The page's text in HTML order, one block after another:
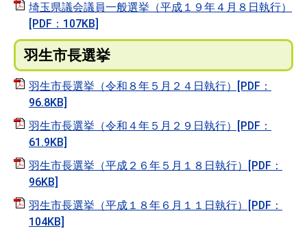
埼玉県議会議員一般選挙（平成１９年４月８日執行）
[PDF：107KB]
羽生市長選挙
羽生市長選挙（令和８年５月２４日執行）[PDF：
96.8KB]
羽生市長選挙（令和４年５月２９日執行）[PDF：
61.9KB]
羽生市長選挙（平成２６年５月１８日執行）[PDF：
96KB]
羽生市長選挙（平成１８年６月１１日執行）[PDF：
104KB]